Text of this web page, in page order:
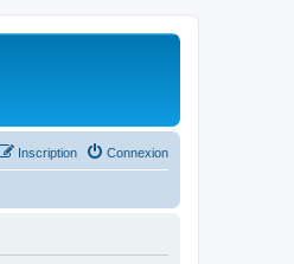
Connexion
Inscription